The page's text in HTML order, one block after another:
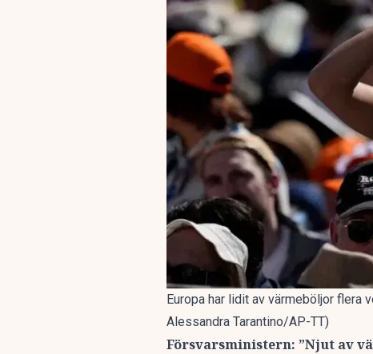
Europa har lidit av värmeböljor flera
Alessandra Tarantino/AP-TT)
Försvarsministern: ”Njut av